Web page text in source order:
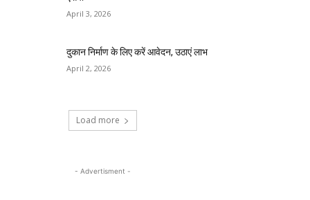
April 3, 2026
दुकान निर्माण के लिए करें आवेदन, उठाएं लाभ
April 2, 2026
Load more
- Advertisment -